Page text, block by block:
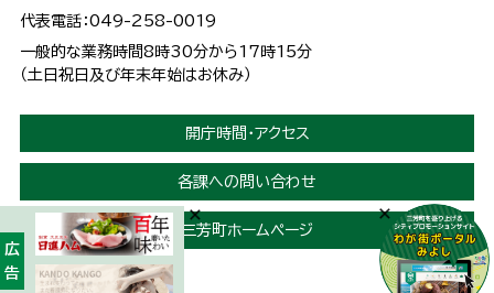
代表電話：049-258-0019
一般的な業務時間8時30分から17時15分
（土日祝日及び年末年始はお休み）
開庁時間・アクセス
各課への問い合わせ
三芳町ホームページ
広告